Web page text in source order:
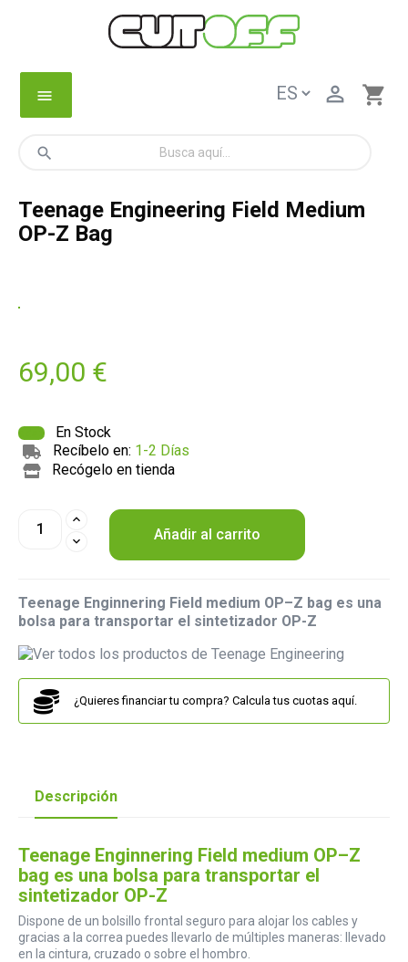
menu shopping_cart

search
Teenage Engineering Field Medium
OP-Z Bag
69,00 €
En Stock
Recíbelo en: 1-2 Días
Recógelo en tienda
Añadir al carrito
Teenage Enginnering Field medium OP–Z bag es una
bolsa para transportar el sintetizador OP-Z
¿Quieres financiar tu compra? Calcula tus cuotas aquí.
Descripción
Teenage Enginnering Field medium OP–Z
bag es una bolsa para transportar el
sintetizador OP-Z
Dispone de un bolsillo frontal seguro para alojar los cables y
gracias a la correa puedes llevarlo de múltiples maneras: llevado
en la cintura, cruzado o sobre el hombro.